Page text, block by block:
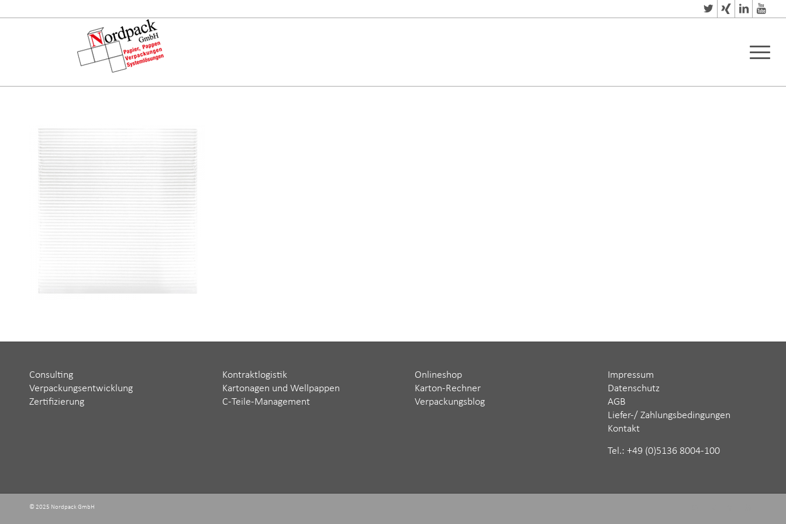
Consulting
Verpackungsentwicklung
Zertifizierung
Kontraktlogistik
Kartonagen und Wellpappen
C-Teile-Management
Onlineshop
Karton-Rechner
Verpackungsblog
Impressum
Datenschutz
AGB
Liefer-/ Zahlungsbedingungen
Kontakt
Tel.: ‪+49 (0)5136 8004-100
© 2025 Nordpack GmbH ‬